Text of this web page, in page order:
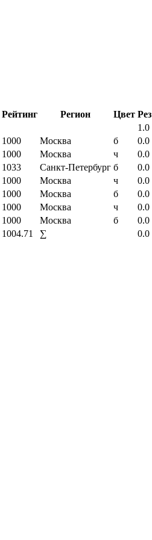
Рейтинг Регион Цвет Рез
1.0
1000 Москва б
0.0
1000 Москва ч
0.0
1033 Санкт-Петербург б
0.0
1000 Москва ч
0.0
1000 Москва б
0.0
1000 Москва ч
0.0
1000 Москва б
0.0
1004.71 ∑ 0.0